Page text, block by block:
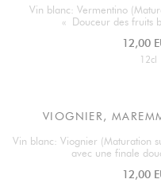
Vin blanc: Vermentino
« Douceur des fruits
12,00
12cl
VIOGNIER,
Vin blanc: Viognier (Maturation
avec une finale
12,00